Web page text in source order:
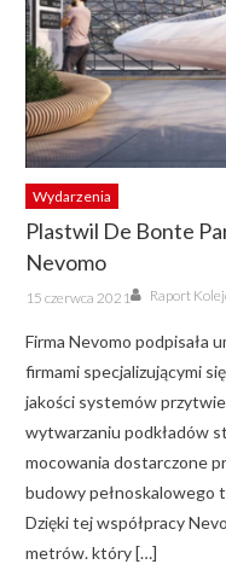
Wydarzenia
Plastwil De Bonte
Nevomo
Posted
on
15 czerwca 2021 Author
Raport
Firma Nevomo podpisała
firmami specjalizującymi
jakości systemów
wytwarzaniu podkładów
mocowania dostarczone
budowy pełnoskalowego
Dzięki tej współpracy
metrów. który […]